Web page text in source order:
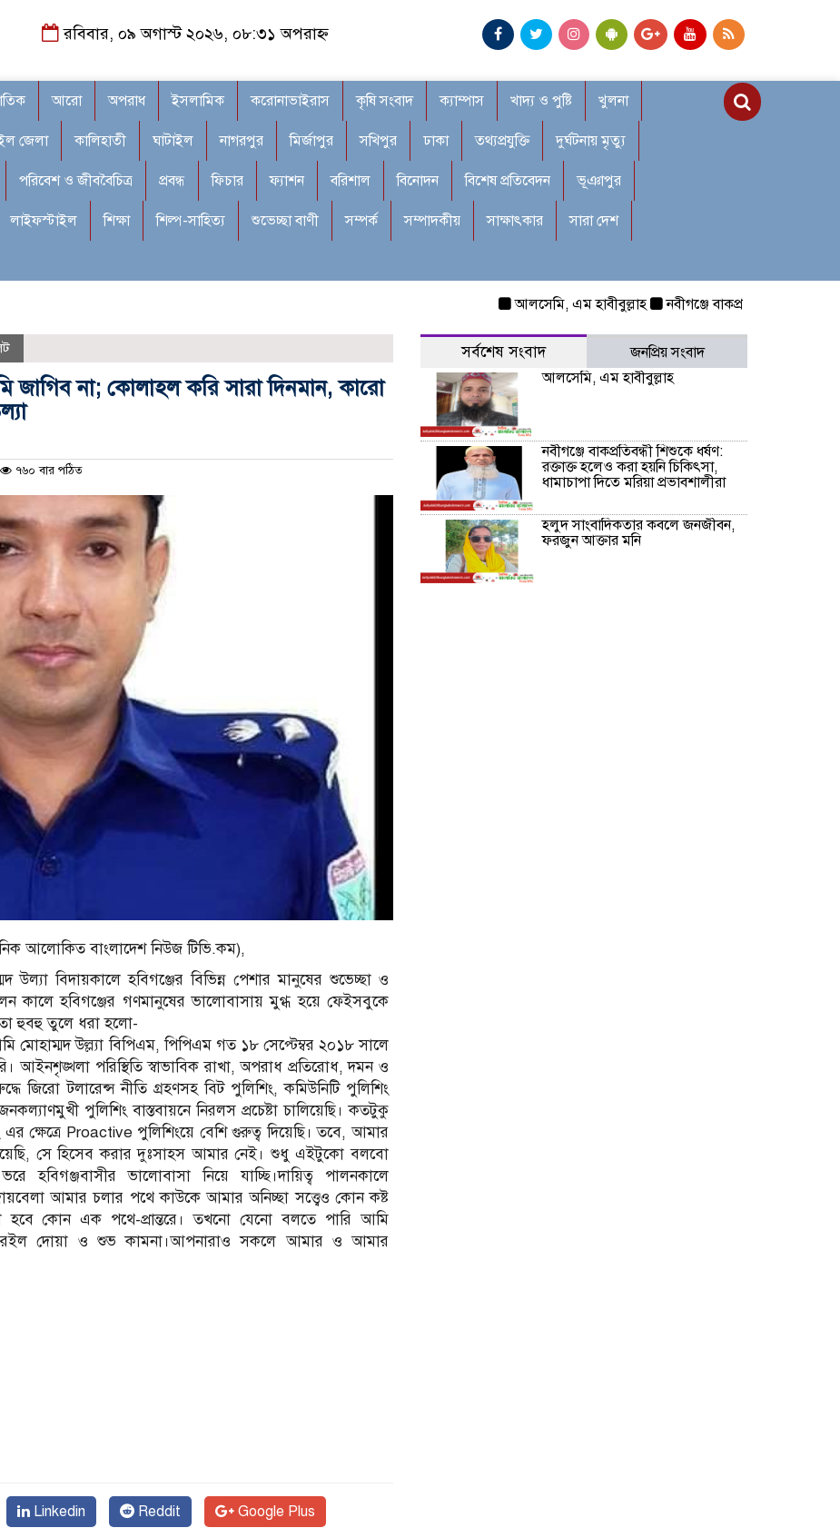
রবিবার, ০৯ অগাস্ট ২০২৬, ০৮:৩১ অপরাহ্ন
আরো অপরাধ ইসলামিক করোনাভাইরাস কৃষি সংবাদ ক্যাম্পাস খাদ্য ও পুষ্টি খুলনা
জেলা কালিহাতী ঘাটাইল নাগরপুর মির্জাপুর সখিপুর ঢাকা তথ্যপ্রযুক্তি দুর্ঘটনায় মৃত্যু
পরিবেশ ও জীববৈচিত্র প্রবন্ধ ফিচার ফ্যাশন বরিশাল বিনোদন বিশেষ প্রতিবেদন ভূঞাপুর
লাইফস্টাইল শিক্ষা শিল্প-সাহিত্য শুভেচ্ছা বাণী সম্পর্ক সম্পাদকীয় সাক্ষাৎকার সারা দেশ
আলসেমি, এম হাবীবুল্লাহ নবীগঞ্জে বাকপ্রতিবন্ধী শিশুকে ধর্ষণ:
জাগিব না; কোলাহল করি সারা দিনমান, কারো
৭৬০ বার পঠিত
আলোকিত বাংলাদেশ নিউজ টিভি.কম),
উল্যা বিদায়কালে হবিগঞ্জের বিভিন্ন পেশার মানুষের শুভেচ্ছা ও
কালে হবিগঞ্জের গণমানুষের ভালোবাসায় মুগ্ধ হয়ে ফেইসবুকে
হুবহু তুলে ধরা হলো-
উল্ল্যা বিপিএম, পিপিএম গত ১৮ সেপ্টেম্বর ২০১৮ সালে
আইনশৃঙ্খলা পরিস্থিতি স্বাভাবিক রাখা, অপরাধ প্রতিরোধ, দমন ও
জিরো টলারেন্স নীতি গ্রহণসহ বিট পুলিশিং, কমিউনিটি পুলিশিং
পুলিশিং বাস্তবায়নে নিরলস প্রচেষ্টা চালিয়েছি। কতটুকু
ক্ষেত্রে Proactive পুলিশিংয়ে বেশি গুরুত্ব দিয়েছি। তবে, আমার
সে হিসেব করার দুঃসাহস আমার নেই। শুধু এইটুকো বলবো
ভালোবাসা নিয়ে যাচ্ছি।দায়িত্ব পালনকালে
আমার চলার পথে কাউকে আমার অনিচ্ছা সত্ত্বেও কোন কষ্ট
হবে কোন এক পথে-প্রান্তরে। তখনো যেনো বলতে পারি আমি
দোয়া ও শুভ কামনা।আপনারাও সকলে আমার ও আমার
Linkedin Reddit Google Plus
সর্বশেষ সংবাদ
জনপ্রিয় সংবাদ
আলসেমি, এম হাবীবুল্লাহ
নবীগঞ্জে বাকপ্রতিবন্ধী শিশুকে ধর্ষণ:
রক্তাক্ত হলেও করা হয়নি চিকিৎসা,
ধামাচাপা দিতে মরিয়া প্রভাবশালীরা
হলুদ সাংবাদিকতার কবলে জনজীবন,
ফরজুন আক্তার মনি